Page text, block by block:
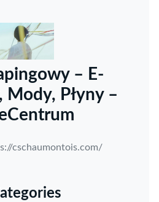
– E-
Mody, Płyny –
cschaumontois.com/